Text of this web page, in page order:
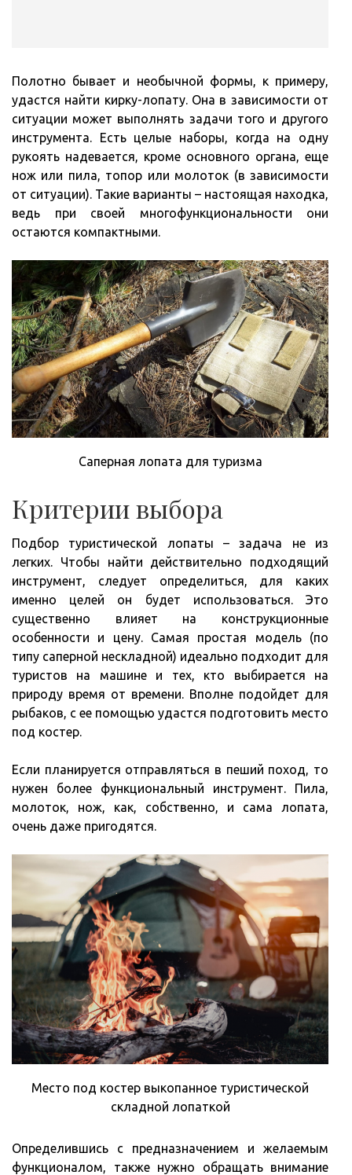
Полотно бывает и необычной формы, к примеру,
удастся найти кирку-лопату. Она в зависимости от
ситуации может выполнять задачи того и другого
инструмента. Есть целые наборы, когда на одну
рукоять надевается, кроме основного органа, еще
нож или пила, топор или молоток (в зависимости
от ситуации). Такие варианты – настоящая находка,
ведь при своей многофункциональности они
остаются компактными.
Саперная лопата для туризма
Критерии выбора
Подбор туристической лопаты – задача не из
легких. Чтобы найти действительно подходящий
инструмент, следует определиться, для каких
именно целей он будет использоваться. Это
существенно влияет на конструкционные
особенности и цену. Самая простая модель (по
типу саперной нескладной) идеально подходит для
туристов на машине и тех, кто выбирается на
природу время от времени. Вполне подойдет для
рыбаков, с ее помощью удастся подготовить место
под костер.
Если планируется отправляться в пеший поход, то
нужен более функциональный инструмент. Пила,
молоток, нож, как, собственно, и сама лопата,
очень даже пригодятся.
Место под костер выкопанное туристической
складной лопаткой
Определившись с предназначением и желаемым
функционалом, также нужно обращать внимание